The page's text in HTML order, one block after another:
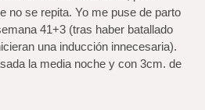
no se repita. Yo me puse de parto
41+3 (tras haber batallado
una inducción innecesaria).
la media noche y con 3cm. de